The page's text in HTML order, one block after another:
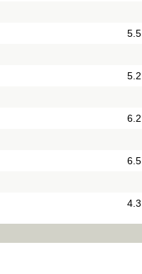
5.5
5.2
6.2
6.5
4.3